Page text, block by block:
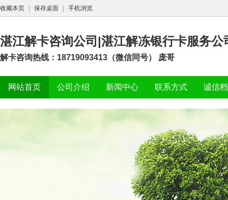
收藏本页 保存桌面 手机浏览
湛江解卡咨询公司|湛江解冻银行卡服务公
解卡咨询热线：18719093413（微信同号） 庞哥
网站首页 公司介绍 新闻中心 联系方式 诚信